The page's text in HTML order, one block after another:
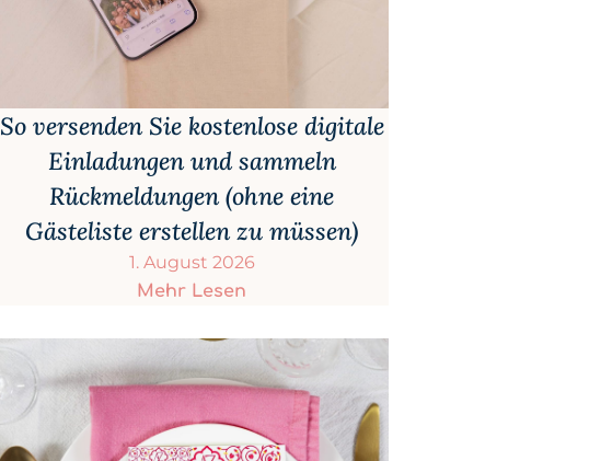
So versenden Sie kostenlose digitale
Einladungen und sammeln
Rückmeldungen (ohne eine
Gästeliste erstellen zu müssen)
1. August 2026
Mehr Lesen